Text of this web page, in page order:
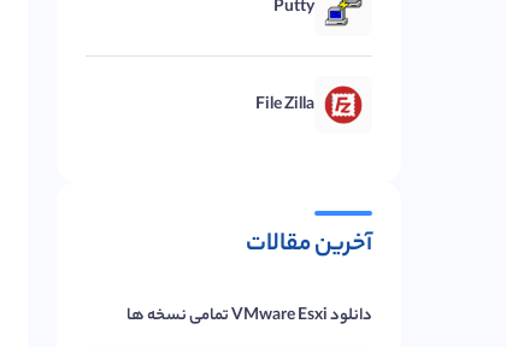
Putty
File Zilla
آخرین مقالات
دانلود VMware Esxi تمامی نسخه ها